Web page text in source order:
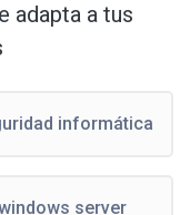
adapta a tus
informática
server